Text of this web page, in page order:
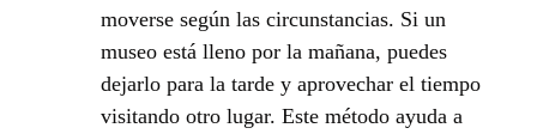
moverse según las circunstancias. Si un
museo está lleno por la mañana, puedes
dejarlo para la tarde y aprovechar el tiempo
visitando otro lugar. Este método ayuda a